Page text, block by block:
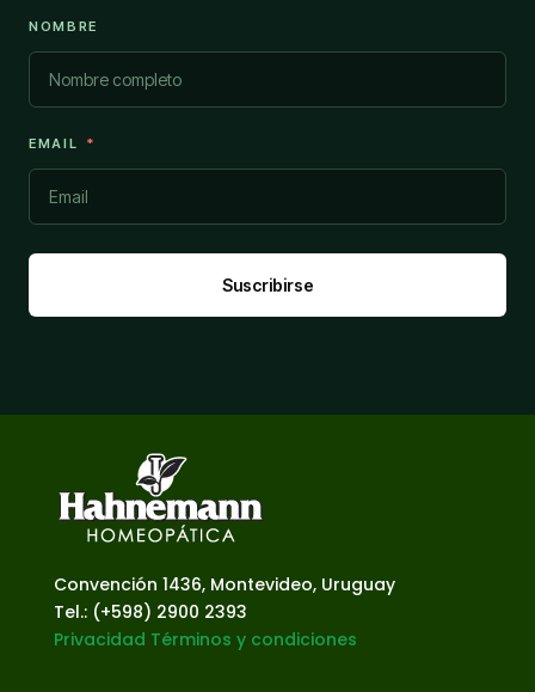
NOMBRE
EMAIL
Suscribirse
Convención 1436, Montevideo, Uruguay
Tel.: (+598) 2900 2393
Privacidad Términos y condiciones